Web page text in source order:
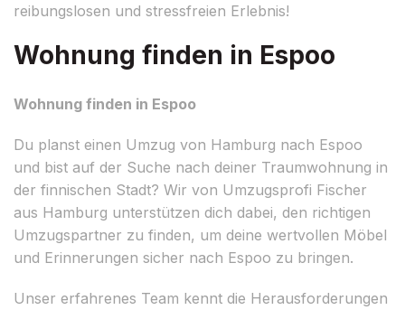
reibungslosen und stressfreien Erlebnis!
Wohnung finden in Espoo
Wohnung finden in Espoo
Du planst einen Umzug von Hamburg nach Espoo
und bist auf der Suche nach deiner Traumwohnung in
der finnischen Stadt? Wir von Umzugsprofi Fischer
aus Hamburg unterstützen dich dabei, den richtigen
Umzugspartner zu finden, um deine wertvollen Möbel
und Erinnerungen sicher nach Espoo zu bringen.
Unser erfahrenes Team kennt die Herausforderungen